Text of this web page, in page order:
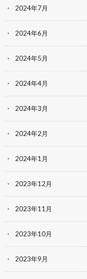
2024年7月
2024年6月
2024年5月
2024年4月
2024年3月
2024年2月
2024年1月
2023年12月
2023年11月
2023年10月
2023年9月